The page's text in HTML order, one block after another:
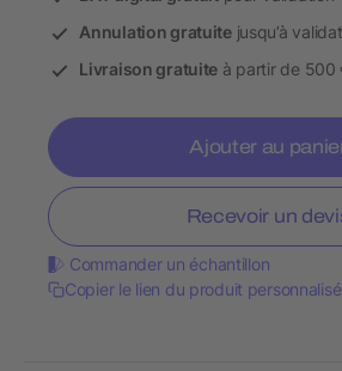
Annulation gratuitejusqu’à
Livraison gratuite à partir de 500
Ajouter au
Recevoir un
Commander un échantillon
Copier le lien du produit personnalisé